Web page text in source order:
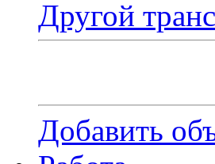
Другой
Добавить